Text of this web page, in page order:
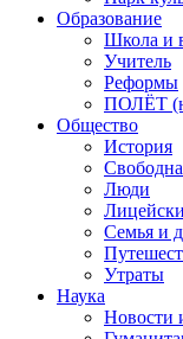
Образование
Школа и
Учитель
Реформы
ПОЛЁТ
Общество
История
Люди
Семья и
Утраты
Наука
Новости